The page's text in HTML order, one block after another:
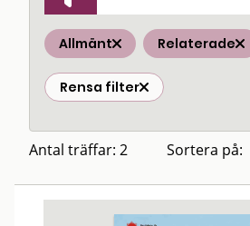
Allmänt Relaterade
Rensa filter
Antal träffar: 2 Sortera på: